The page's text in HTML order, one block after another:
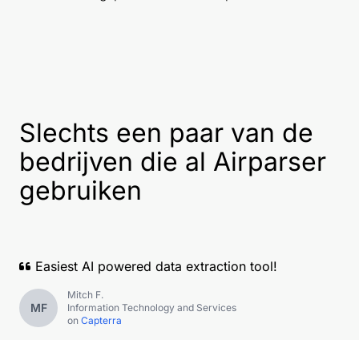
Slechts een paar van de
bedrijven die al Airparser
gebruiken
Easiest AI powered data extraction tool!
MF
Mitch F.
Information Technology and Services
on Capterra